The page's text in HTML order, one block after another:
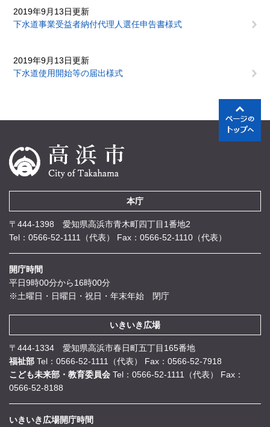
2019年9月13日更新
下水道事業受益者納付代理人選任申告書様式
2019年9月13日更新
下水道使用開始等の届出様式
本庁
〒444-1398 愛知県高浜市青木町四丁目1番地2
Tel：0566-52-1111（代表）
Fax：0566-52-1110（代表）
開庁時間
平日9時00分から16時00分
※土曜日・日曜日・祝日・年末年始 閉庁
いきいき広場
〒444-1334 愛知県高浜市春日町五丁目165番地
福祉部 Tel：0566-52-1111（代表）
Fax：0566-52-7918
こども未来部・教育委員会 Tel：0566-52-1111（代表）
Fax：
0566-52-8188
いきいき広場開庁時間